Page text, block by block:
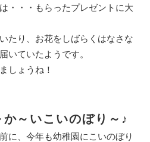
・・・もらったプレゼントに大
たり、お花をしばらくはなさな
いていたようです。
しょうね！
～いこいのぼり～♪
に、今年も幼稚園にこいのぼり